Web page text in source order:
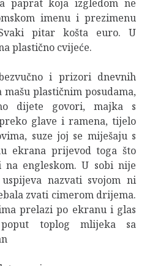
imenu i prezimenu
pitar košta euro. U
plastično cvijeće.
i prizori dnevnih
plastičnim posudama,
dijete govori, majka s
glave i ramena, tijelo
suze joj se miješaju s
ekrana prijevod toga što
na engleskom. U sobi nije
nazvati svojom ni
zvati cimerom drijema.
prelazi po ekranu i glas
poput toplog mlijeka sa